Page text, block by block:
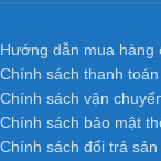
Hướng dẫn mua hàng
Chính sách thanh toán
Chính sách vận
Chính sách bảo mật
Chính sách đổi trả sản